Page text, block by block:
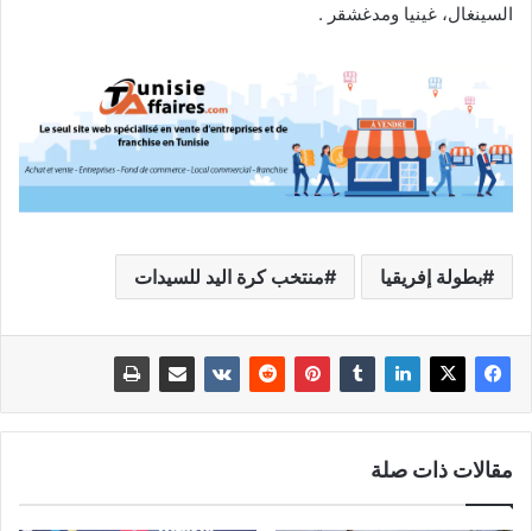
السينغال، غينيا ومدغشقر .
بطولة إفريقيا منتخب كرة اليد للسيدات
مقالات ذات صلة